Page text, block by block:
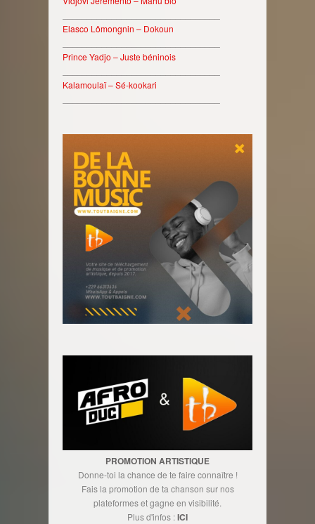
Elasco Lômongnin – Dokoun
Prince Yadjo – Juste béninois
Kalamoulaï – Sé-kookari
PROMOTION ARTISTIQUE
Donne-toi la chance de te faire connaître !
Fais la promotion de ta chanson sur nos
plateformes et gagne en visibilité.
Plus d'infos :ICI